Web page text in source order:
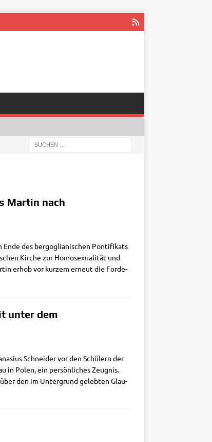
Martin nach
Ende des berg­o­glia­ni­schen Pon­ti­fi­kats
Kir­che zur Homo­se­xua­li­tät und
erhob vor kur­zem erneut die For­de­
unter dem
Schnei­der vor den Schü­lern der
in Polen, ein per­sön­li­ches Zeug­nis.
den im Unter­grund geleb­ten Glau­